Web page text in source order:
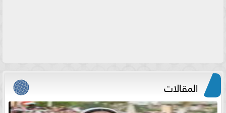
المقالات